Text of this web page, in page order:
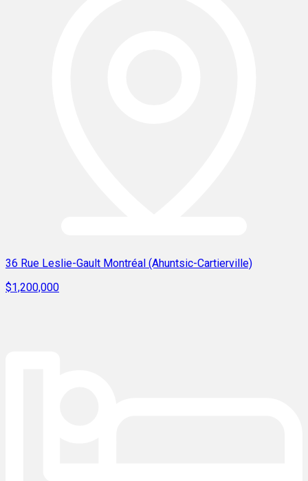
36 Rue Leslie-Gault Montréal (Ahuntsic-Cartierville)
$1,200,000